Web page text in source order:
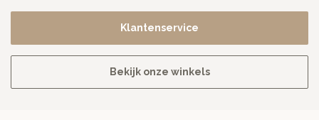
Klantenservice
Bekijk onze winkels